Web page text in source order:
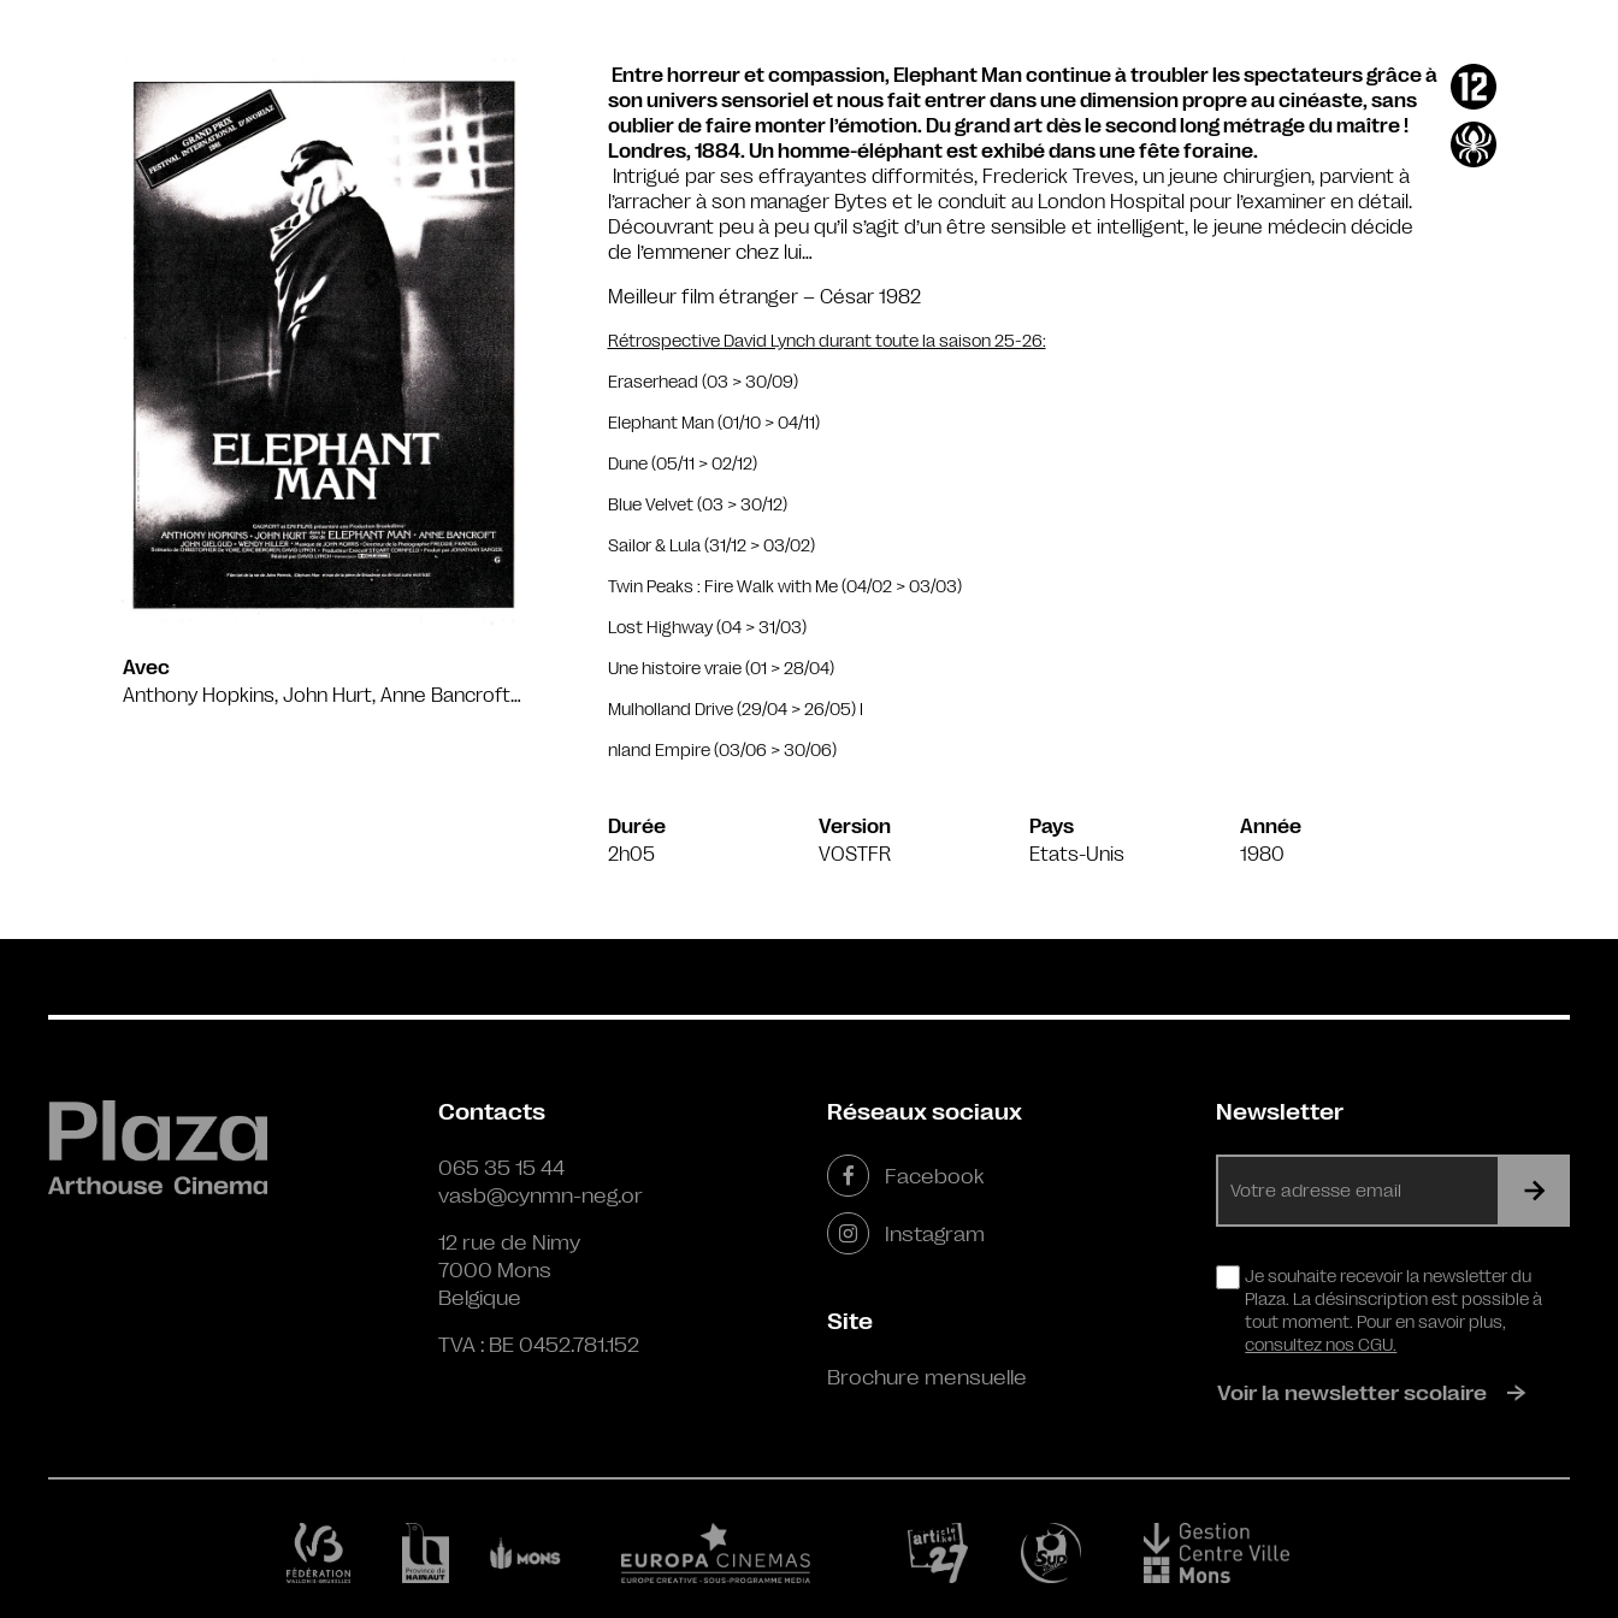
Avec
Anthony Hopkins, John Hurt, Anne Bancroft…
Entre horreur et compassion, Elephant Man continue à troubler les spectateurs grâce à
son univers sensoriel et nous fait entrer dans une dimension propre au cinéaste, sans
oublier de faire monter l’émotion. Du grand art dès le second long métrage du maître !
Londres, 1884. Un homme-éléphant est exhibé dans une fête foraine.
Intrigué par ses effrayantes difformités, Frederick Treves, un jeune chirurgien, parvient à
l’arracher à son manager Bytes et le conduit au London Hospital pour l’examiner en détail.
Découvrant peu à peu qu’il s’agit d’un être sensible et intelligent, le jeune médecin décide
de l’emmener chez lui…
Meilleur film étranger – César 1982
Rétrospective David Lynch durant toute la saison 25-26:
Eraserhead (03 > 30/09)
Elephant Man (01/10 > 04/11)
Dune (05/11 > 02/12)
Blue Velvet (03 > 30/12)
Sailor & Lula (31/12 > 03/02)
Twin Peaks : Fire Walk with Me (04/02 > 03/03)
Lost Highway (04 > 31/03)
Une histoire vraie (01 > 28/04)
Mulholland Drive (29/04 > 26/05) I
nland Empire (03/06 > 30/06)
Durée
2h05
Version
VOSTFR
Pays
Etats-Unis
Année
1980
Contacts
065 35 15 44
vasb@cynmn-neg.or
12 rue de Nimy
7000 Mons
Belgique
TVA : BE 0452.781.152
Réseaux sociaux
Facebook
Instagram
Site
Brochure mensuelle
Newsletter
mail
RGPDJe souhaite recevoir la newsletter du
Plaza. La désinscription est possible à
tout moment. Pour en savoir plus,
consultez nos CGU.
Voir la newsletter scolaire